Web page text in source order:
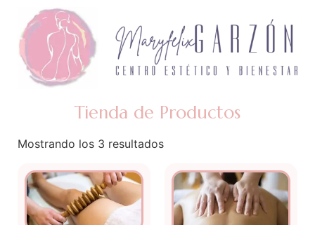
Tienda de Productos
Mostrando los 3 resultados